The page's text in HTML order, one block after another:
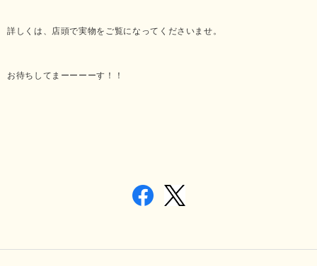
詳しくは、店頭で実物をご覧になってくださいませ。
お待ちしてまーーーーす！！